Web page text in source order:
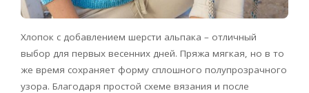
Хлопок с добавлением шерсти альпака – отличный
выбор для первых весенних дней. Пряжа мягкая, но в то
же время сохраняет форму сплошного полупрозрачного
узора. Благодаря простой схеме вязания и после